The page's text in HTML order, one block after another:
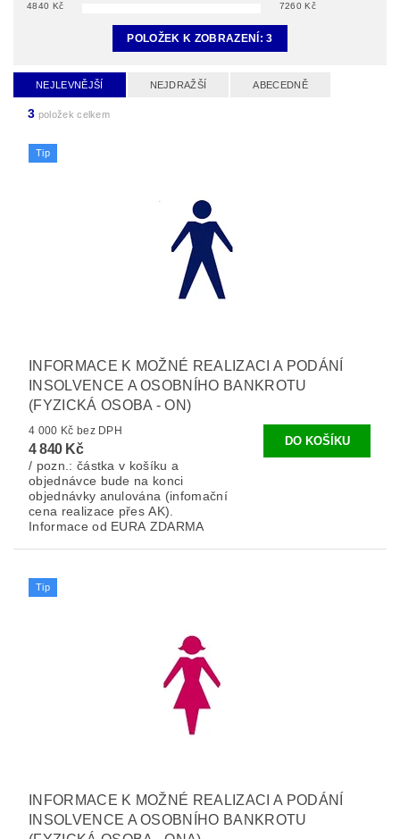
4840 Kč 7260 Kč
POLOŽEK K ZOBRAZENÍ:3
NEJLEVNĚJŠÍ NEJDRAŽŠÍ ABECEDNĚ
3 položek celkem
Tip
INFORMACE K MOŽNÉ REALIZACI A PODÁNÍ
INSOLVENCE A OSOBNÍHO BANKROTU
(FYZICKÁ OSOBA - ON)
4 000 Kč bez DPH
4 840 Kč
/ pozn.: částka v košíku a
objednávce bude na konci
objednávky anulována (infomační
cena realizace přes AK).
Informace od EURA ZDARMA
Tip
INFORMACE K MOŽNÉ REALIZACI A PODÁNÍ
INSOLVENCE A OSOBNÍHO BANKROTU